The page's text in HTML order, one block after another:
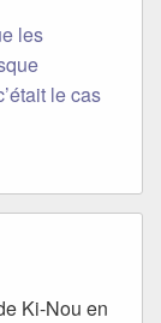
les
le cas
Ki-Nou en